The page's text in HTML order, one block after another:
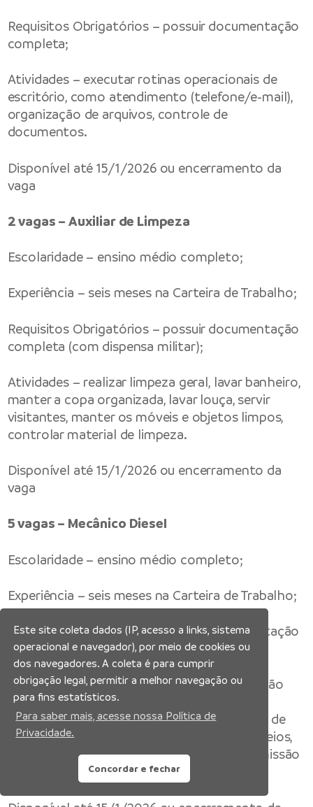
Requisitos Obrigatórios – possuir documentação
completa;
Atividades – executar rotinas operacionais de
escritório, como atendimento (telefone/e-mail),
organização de arquivos, controle de
documentos.
Disponível até 15/1/2026 ou encerramento da
vaga
2 vagas – Auxiliar de Limpeza
Escolaridade – ensino médio completo;
Experiência – seis meses na Carteira de Trabalho;
Requisitos Obrigatórios – possuir documentação
completa (com dispensa militar);
Atividades – realizar limpeza geral, lavar banheiro,
manter a copa organizada, lavar louça, servir
visitantes, manter os móveis e objetos limpos,
controlar material de limpeza.
Disponível até 15/1/2026 ou encerramento da
vaga
5 vagas – Mecânico Diesel
Escolaridade – ensino médio completo;
Experiência – seis meses na Carteira de Trabalho;
Requisitos Obrigatórios – possuir documentação
completa (com dispensa militar);
Atividades – executar serviços de manutenção
corretiva e preventiva dos semirreboques e
equipamentos; montagem e desmontagem de
veículos e conhecimento em sistemas de freios,
pneumáticos, suspensão, sistema de transmissão
e motores diesel.
Este site coleta dados (IP, acesso a links, sistema
operacional e navegador), por meio de cookies ou
dos navegadores. A coleta é para cumprir
obrigação legal, permitir a melhor navegação ou
para fins estatísticos.
Para saber mais, acesse nossa Política de
Privacidade.
Concordar e fechar